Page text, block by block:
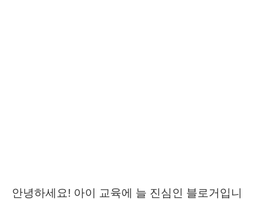
안녕하세요! 아이 교육에 늘 진심인 블로거입니